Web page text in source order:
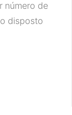
número de
disposto